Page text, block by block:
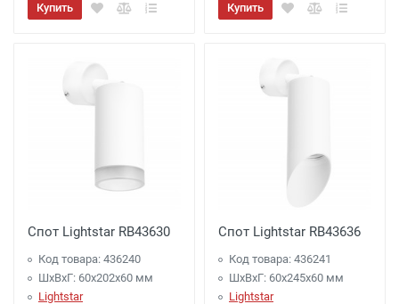
Купить Купить
Спот Lightstar RB43630
Код товара: 436240
ШхВхГ: 60x202x60 мм
Lightstar
Спот Lightstar RB43636
Код товара: 436241
ШхВхГ: 60x245x60 мм
Lightstar